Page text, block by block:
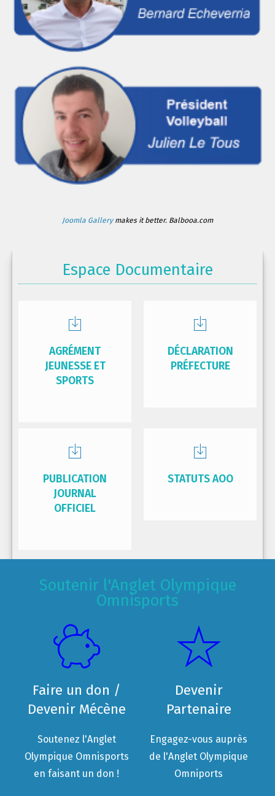
Joomla Gallerymakes it better. Balbooa.com
Espace Documentaire
AGRÉMENT
JEUNESSE ET
SPORTS
DÉCLARATION
PRÉFECTURE
PUBLICATION
JOURNAL
OFFICIEL
STATUTS AOO
Soutenir l'Anglet Olympique
Omnisports
Faire un don /
Devenir Mécène
Soutenez l'Anglet
Olympique Omnisports
en faisant un don !
Devenir
Partenaire
Engagez-vous auprès
de l'Anglet Olympique
Omniports